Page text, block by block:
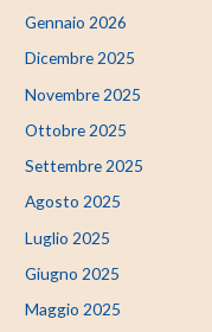
Gennaio 2026
Dicembre 2025
Novembre 2025
Ottobre 2025
Settembre 2025
Agosto 2025
Luglio 2025
Giugno 2025
Maggio 2025